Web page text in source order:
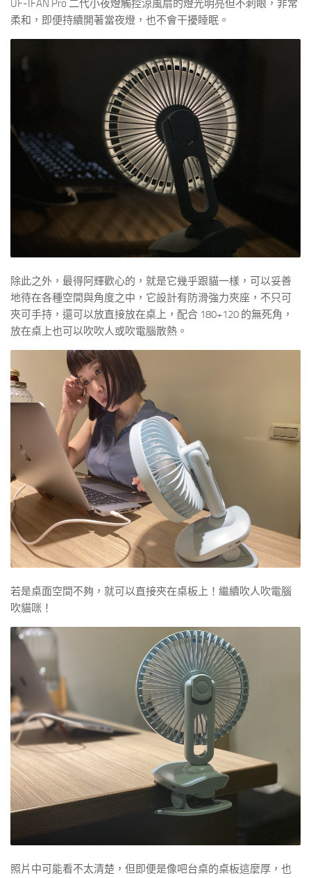
UF-IFAN Pro 二代小夜燈觸控涼風扇的燈光明亮但不刺眼，非常
柔和，即便持續開著當夜燈，也不會干擾睡眠。
除此之外，最得阿輝歡心的，就是它幾乎跟貓一樣，可以妥善
地待在各種空間與角度之中，它設計有防滑強力夾座，不只可
夾可手持，還可以放直接放在桌上，配合 180+120 的無死角，
放在桌上也可以吹吹人或吹電腦散熱。
若是桌面空間不夠，就可以直接夾在桌板上！繼續吹人吹電腦
吹貓咪！
照片中可能看不太清楚，但即便是像吧台桌的桌板這麼厚，也